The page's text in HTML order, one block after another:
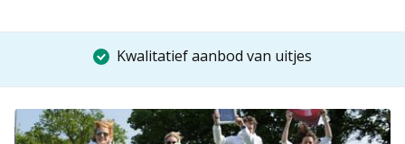
Kwalitatief aanbod van uitjes